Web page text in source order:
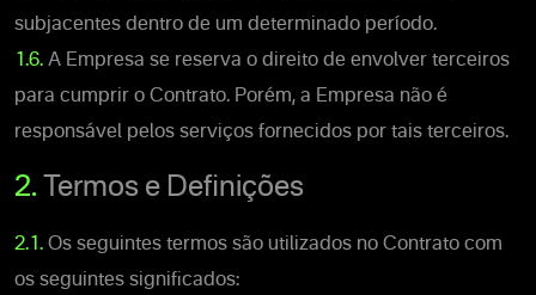
subjacentes dentro de um determinado período.
1.6. A Empresa se reserva o direito de envolver terceiros
para cumprir o Contrato. Porém, a Empresa não é
responsável pelos serviços fornecidos por tais terceiros.
2. Termos e Definições
2.1. Os seguintes termos são utilizados no Contrato com
os seguintes significados: